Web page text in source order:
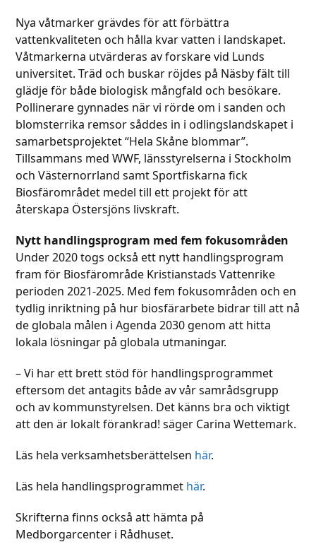
Nya våtmarker grävdes för att förbättra
vattenkvaliteten och hålla kvar vatten i landskapet.
Våtmarkerna utvärderas av forskare vid Lunds
universitet. Träd och buskar röjdes på Näsby fält till
glädje för både biologisk mångfald och besökare.
Pollinerare gynnades när vi rörde om i sanden och
blomsterrika remsor såddes in i odlingslandskapet i
samarbetsprojektet “Hela Skåne blommar”.
Tillsammans med WWF, länsstyrelserna i Stockholm
och Västernorrland samt Sportfiskarna fick
Biosfärområdet medel till ett projekt för att
återskapa Östersjöns livskraft.
Nytt handlingsprogram med fem fokusområden
Under 2020 togs också ett nytt handlingsprogram
fram för Biosfärområde Kristianstads Vattenrike
perioden 2021-2025. Med fem fokusområden och en
tydlig inriktning på hur biosfärarbete bidrar till att nå
de globala målen i Agenda 2030 genom att hitta
lokala lösningar på globala utmaningar.
– Vi har ett brett stöd för handlingsprogrammet
eftersom det antagits både av vår samrådsgrupp
och av kommunstyrelsen. Det känns bra och viktigt
att den är lokalt förankrad! säger Carina Wettemark.
Läs hela verksamhetsberättelsen här.
Läs hela handlingsprogrammet här.
Skrifterna finns också att hämta på
Medborgarcenter i Rådhuset.